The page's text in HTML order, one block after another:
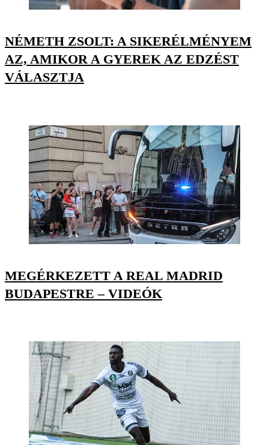
NÉMETH ZSOLT: A SIKERÉLMÉNYEM
AZ, AMIKOR A GYEREK AZ EDZÉST
VÁLASZTJA
MEGÉRKEZETT A REAL MADRID
BUDAPESTRE – VIDEÓK